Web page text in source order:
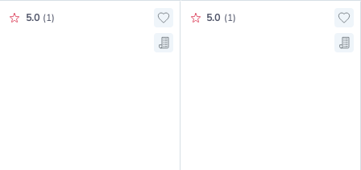
Értékelés pontszáma:
5.0 (1) Értékelés pontszáma:
5.0 (1)